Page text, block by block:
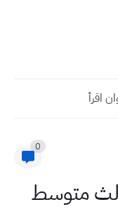
0
متوسط